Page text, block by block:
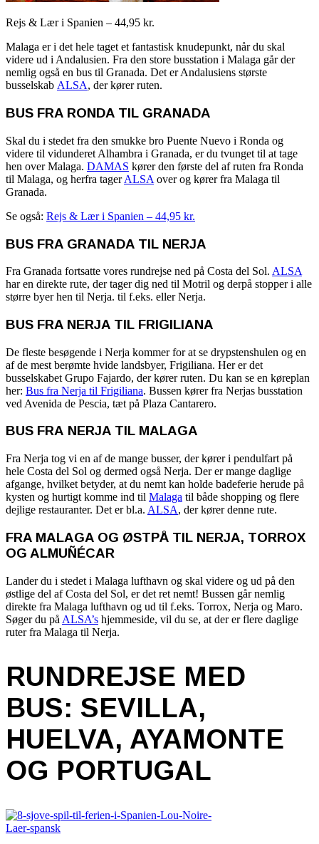
Rejs & Lær i Spanien – 44,95 kr.
Malaga er i det hele taget et fantastisk knudepunkt, når du skal
videre ud i Andalusien. Fra den store busstation i Malaga går der
nemlig også en bus til Granada. Det er Andalusiens største
busselskab ALSA, der kører ruten.
BUS FRA RONDA TIL GRANADA
Skal du i stedet fra den smukke bro Puente Nuevo i Ronda og
videre til vidunderet Alhambra i Granada, er du tvunget til at tage
hen over Malaga. DAMAS kører den første del af ruten fra Ronda
til Malaga, og herfra tagerALSA over og kører fra Malaga til
Granada.
Se også: Rejs & Lær i Spanien – 44,95 kr.
BUS FRA GRANADA TIL NERJA
Fra Granada fortsatte vores rundrejse ned på Costa del Sol. ALSA
har en direkte rute, der tager dig ned til Motril og derpå stopper i alle
større byer hen til Nerja. til f.eks. eller Nerja.
BUS FRA NERJA TIL FRIGILIANA
De fleste besøgende i Nerja kommer for at se drypstenshulen og en
af de mest berømte hvide landsbyer, Frigiliana. Her er det
busselskabet Grupo Fajardo, der kører ruten. Du kan se en køreplan
her: Bus fra Nerja til Frigiliana. Bussen kører fra Nerjas busstation
ved Avenida de Pescia, tæt på Plaza Cantarero.
BUS FRA NERJA TIL MALAGA
Fra Nerja tog vi en af de mange busser, der kører i pendulfart på
hele Costa del Sol og dermed også Nerja. Der er mange daglige
afgange, hvilket betyder, at du nemt kan holde badeferie herude på
kysten og hurtigt komme ind til Malaga til både shopping og flere
dejlige restauranter. Det er bl.a. ALSA, der kører denne rute.
FRA MALAGA OG ØSTPÅ TIL NERJA, TORROX
OG ALMUÑÉCAR
Lander du i stedet i Malaga lufthavn og skal videre og ud på den
østlige del af Costa del Sol, er det ret nemt! Bussen går nemlig
direkte fra Malaga lufthavn og ud til f.eks. Torrox, Nerja og Maro.
Søger du på ALSA’s hjemmeside, vil du se, at der er flere daglige
ruter fra Malaga til Nerja.
RUNDREJSE MED
BUS: SEVILLA,
HUELVA, AYAMONTE
OG PORTUGAL